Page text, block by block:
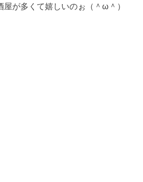
が多くて嬉しいのぉ（＾ω＾）